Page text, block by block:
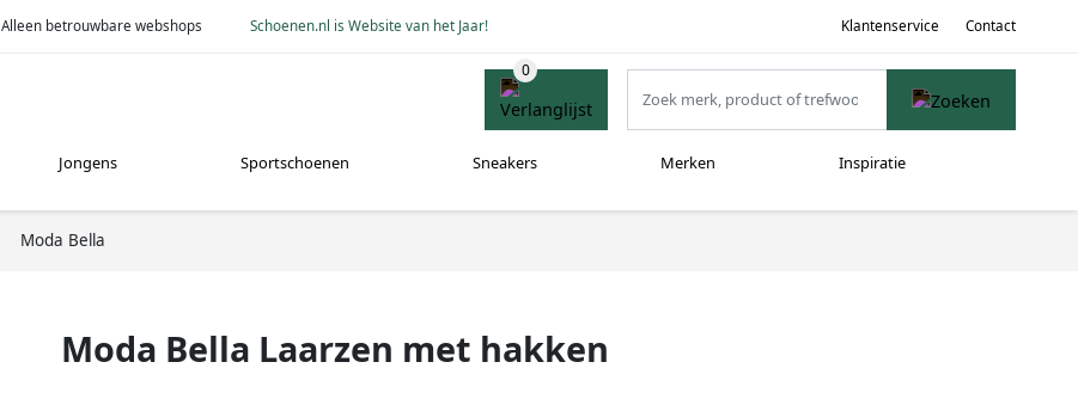
Alleen betrouwbare webshops Schoenen.nl is Website van het Jaar! Klantenservice Contact
Jongens Sportschoenen Sneakers Merken Inspiratie
Moda Bella
Moda Bella Laarzen met hakken